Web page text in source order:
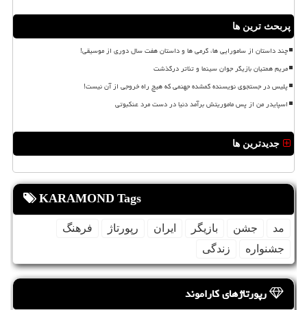
پربحث ترین ها
چند داستان از سامورایی ها، گرمی ها و داستان هفت سال دوری از موسیقی!
مریم همتیان بازیگر جوان سینما و تئاتر درگذشت
پلیس در جستجوی نویسنده گمشده جهنمی که هیچ راه خروجی از آن نیست!
اسپایدر من از پس ماموریتش برآمد دنیا در دست مرد عنکبوتی
جدیدترین ها
KARAMOND Tags
مد جشن بازیگر ایران رپورتاژ
فرهنگ
جشنواره
زندگی
رپورتاژهای کاراموند